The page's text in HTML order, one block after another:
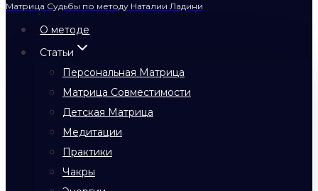
Матрица Судьбы по методу Наталии Ладини
О методе
Статьи
Персональная Матрица
Матрица Совместимости
Детская Матрица
Медитации
Практики
Чакры